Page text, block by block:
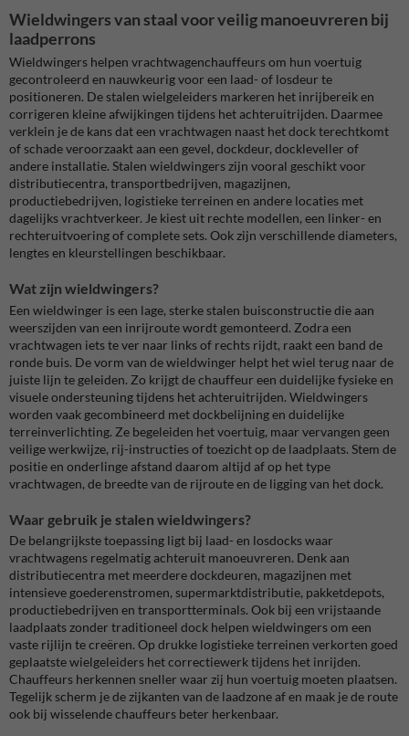
Wieldwingers van staal voor veilig manoeuvreren bij
laadperrons
Wieldwingers helpen vrachtwagenchauffeurs om hun voertuig
gecontroleerd en nauwkeurig voor een laad- of losdeur te
positioneren. De stalen wielgeleiders markeren het inrijbereik en
corrigeren kleine afwijkingen tijdens het achteruitrijden. Daarmee
verklein je de kans dat een vrachtwagen naast het dock terechtkomt
of schade veroorzaakt aan een gevel, dockdeur, dockleveller of
andere installatie. Stalen wieldwingers zijn vooral geschikt voor
distributiecentra, transportbedrijven, magazijnen,
productiebedrijven, logistieke terreinen en andere locaties met
dagelijks vrachtverkeer. Je kiest uit rechte modellen, een linker- en
rechteruitvoering of complete sets. Ook zijn verschillende diameters,
lengtes en kleurstellingen beschikbaar.
Wat zijn wieldwingers?
Een wieldwinger is een lage, sterke stalen buisconstructie die aan
weerszijden van een inrijroute wordt gemonteerd. Zodra een
vrachtwagen iets te ver naar links of rechts rijdt, raakt een band de
ronde buis. De vorm van de wieldwinger helpt het wiel terug naar de
juiste lijn te geleiden. Zo krijgt de chauffeur een duidelijke fysieke en
visuele ondersteuning tijdens het achteruitrijden. Wieldwingers
worden vaak gecombineerd met dockbelijning en duidelijke
terreinverlichting. Ze begeleiden het voertuig, maar vervangen geen
veilige werkwijze, rij-instructies of toezicht op de laadplaats. Stem de
positie en onderlinge afstand daarom altijd af op het type
vrachtwagen, de breedte van de rijroute en de ligging van het dock.
Waar gebruik je stalen wieldwingers?
De belangrijkste toepassing ligt bij laad- en losdocks waar
vrachtwagens regelmatig achteruit manoeuvreren. Denk aan
distributiecentra met meerdere dockdeuren, magazijnen met
intensieve goederenstromen, supermarktdistributie, pakketdepots,
productiebedrijven en transportterminals. Ook bij een vrijstaande
laadplaats zonder traditioneel dock helpen wieldwingers om een
vaste rijlijn te creëren. Op drukke logistieke terreinen verkorten goed
geplaatste wielgeleiders het correctiewerk tijdens het inrijden.
Chauffeurs herkennen sneller waar zij hun voertuig moeten plaatsen.
Tegelijk scherm je de zijkanten van de laadzone af en maak je de route
ook bij wisselende chauffeurs beter herkenbaar.